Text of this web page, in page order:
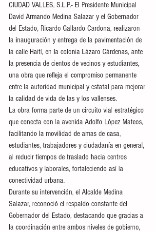
CIUDAD VALLES, S.L.P.- El Presidente Municipal
David Armando Medina Salazar y el Gobernador
del Estado, Ricardo Gallardo Cardona, realizaron
la inauguración y entrega de la pavimentación de
la calle Haití, en la colonia Lázaro Cárdenas, ante
la presencia de cientos de vecinos y estudiantes,
una obra que refleja el compromiso permanente
entre la autoridad municipal y estatal para mejorar
la calidad de vida de las y los vallenses.
La obra forma parte de un circuito vial estratégico
que conecta con la avenida Adolfo López Mateos,
facilitando la movilidad de amas de casa,
estudiantes, trabajadores y ciudadanía en general,
al reducir tiempos de traslado hacia centros
educativos y laborales, fortaleciendo así la
conectividad urbana.
Durante su intervención, el Alcalde Medina
Salazar, reconoció el respaldo constante del
Gobernador del Estado, destacando que gracias a
la coordinación entre ambos niveles de gobierno,